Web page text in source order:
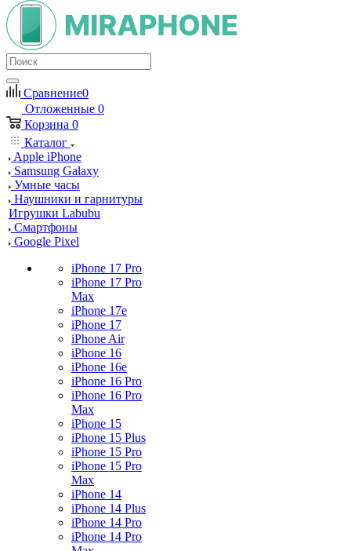
Сравнение0
Отложенные 0
Корзина 0
Каталог
Apple iPhone
Samsung Galaxy
Умные часы
Наушники и гарнитуры
Игрушки Labubu
Смартфоны
Google Pixel
iPhone 17 Pro
iPhone 17 Pro
Max
iPhone 17e
iPhone 17
iPhone Air
iPhone 16
iPhone 16e
iPhone 16 Pro
iPhone 16 Pro
Max
iPhone 15
iPhone 15 Plus
iPhone 15 Pro
iPhone 15 Pro
Max
iPhone 14
iPhone 14 Plus
iPhone 14 Pro
iPhone 14 Pro